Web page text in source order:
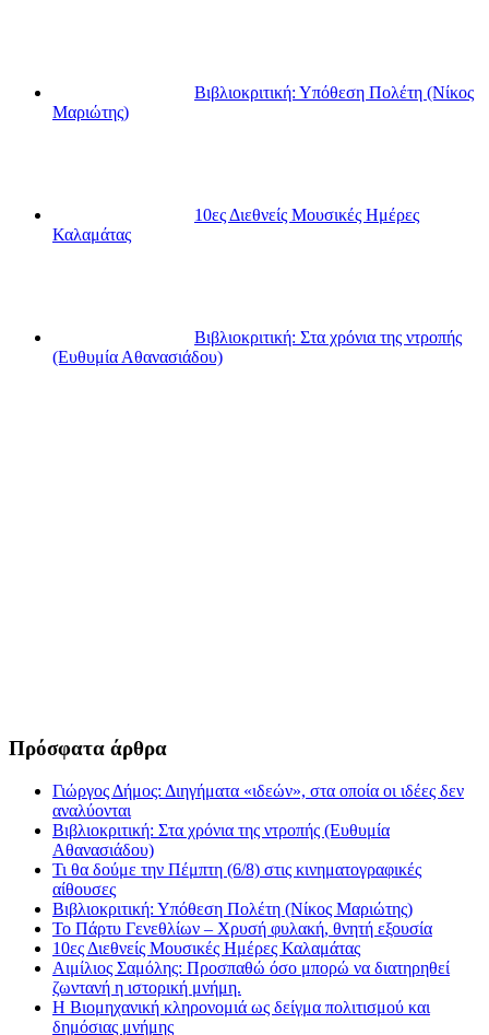
Βιβλιοκριτική: Υπόθεση Πολέτη (Νίκος
Μαριώτης)
10ες Διεθνείς Μουσικές Ημέρες
Καλαμάτας
Βιβλιοκριτική: Στα χρόνια της ντροπής
(Ευθυμία Αθανασιάδου)
Πρόσφατα άρθρα
Γιώργος Δήμος: Διηγήματα «ιδεών», στα οποία οι ιδέες δεν
αναλύονται
Βιβλιοκριτική: Στα χρόνια της ντροπής (Ευθυμία
Αθανασιάδου)
Τι θα δούμε την Πέμπτη (6/8) στις κινηματογραφικές
αίθουσες
Βιβλιοκριτική: Υπόθεση Πολέτη (Νίκος Μαριώτης)
Το Πάρτυ Γενεθλίων – Χρυσή φυλακή, θνητή εξουσία
10ες Διεθνείς Μουσικές Ημέρες Καλαμάτας
Αιμίλιος Σαμόλης: Προσπαθώ όσο μπορώ να διατηρηθεί
ζωντανή η ιστορική μνήμη.
Η Βιομηχανική κληρονομιά ως δείγμα πολιτισμού και
δημόσιας μνήμης